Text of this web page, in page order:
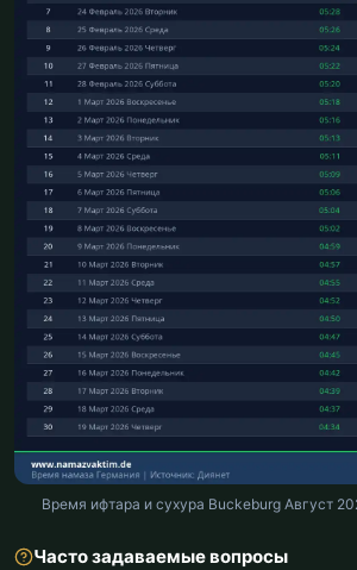
Время ифтара и сухура Buckeburg Август
Часто задаваемые вопросы